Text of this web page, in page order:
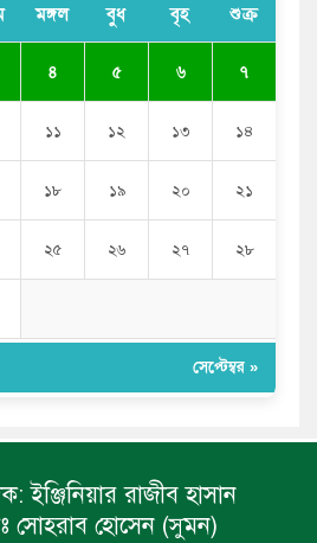
ছবি নেই, সেটা কোনো
মঙ্গল বুধ বৃহ শুক্র
৪ ৫ ৬ ৭
১১ ১২ ১৩ ১৪
১৮ ১৯ ২০ ২১
২৫ ২৬ ২৭ ২৮
সেপ্টেম্বর »
ইঞ্জিনিয়ার রাজীব হাসান
সোহরাব হোসেন (সুমন)